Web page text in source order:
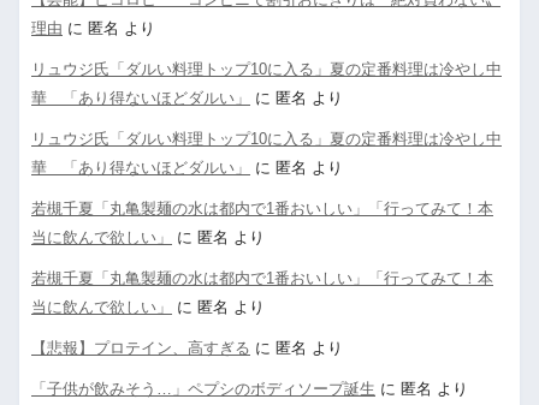
理由 に 匿名 より
リュウジ氏「ダルい料理トップ10に入る」夏の定番料理は冷やし中
華 「あり得ないほどダルい」
に 匿名 より
リュウジ氏「ダルい料理トップ10に入る」夏の定番料理は冷やし中
華 「あり得ないほどダルい」
に 匿名 より
若槻千夏「丸亀製麺の水は都内で1番おいしい」「行ってみて！本
当に飲んで欲しい」
に 匿名 より
若槻千夏「丸亀製麺の水は都内で1番おいしい」「行ってみて！本
当に飲んで欲しい」
に 匿名 より
【悲報】プロテイン、高すぎる に 匿名 より
「子供が飲みそう…」ペプシのボディソープ誕生 に 匿名 より